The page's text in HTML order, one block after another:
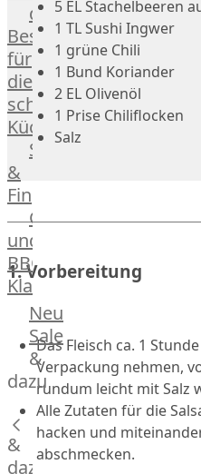
klassisch
Außergewöhnlich
&
exotisch
OTTO
GOURMET
Manufaktur
Bratwurstsets
&
Toppings
Hackfleisch
Aufschnitt
Schinken
das
Besondere
für
die
schnelle
Küche
Streetfood
&
Fingerfood
Grill-
und
BBQ-
Klassiker
Beilagen
Brot
&
Brötchen
Burger
Buns
&
Neu
Sale
&
dazu
&
dazu
5 EL Stachelbeeren
1 TL Sushi Ingwer
1 grüne Chili
1 Bund Koriander
2 EL Olivenöl
1 Prise Chiliflocken
Salz
1. Vorbereitung
Das Fleisch ca. 1
Verpackung nehmen,
rundum leicht mit Salz
Alle Zutaten für die
hacken und
abschmecken.